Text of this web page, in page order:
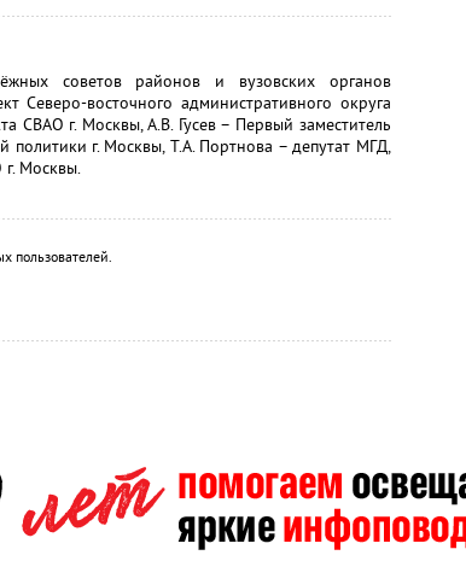
советов районов и вузовских органов
Северо-восточного административного округа
СВАО г. Москвы, А.В. Гусев – Первый заместитель
г. Москвы, Т.А. Портнова – депутат МГД,
Москвы.
пользователей.